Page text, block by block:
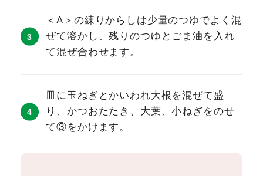
＜A＞の練りからしは少量のつゆでよく混
ぜて溶かし、残りのつゆとごま油を入れ
て混ぜ合わせます。
皿に玉ねぎとかいわれ大根を混ぜて盛
り、かつおたたき、大葉、小ねぎをのせ
て③をかけます。